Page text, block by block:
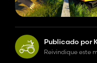
Publicado por
Reivindique este